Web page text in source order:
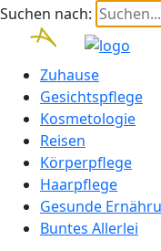
Suchen nach:
Zuhause
Gesichtspflege
Kosmetologie
Reisen
Körperpflege
Haarpflege
Gesunde
Buntes Allerlei